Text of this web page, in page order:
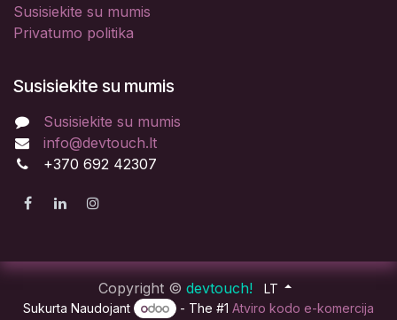
Susisiekite su mumis
Privatumo politika
Susisiekite su mumis
Susisiekite su mumis
info@devtouch.lt
+370 692 42307
Copyright © devtouch!
LT
Sukurta Naudojant
- The #1Atviro kodo e-komercija